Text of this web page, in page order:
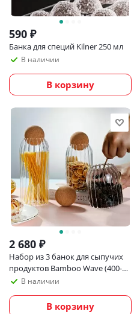
590 ₽
Банка для специй Kilner 250 мл
В наличии
В корзину
2 680 ₽
Набор из 3 банок для сыпучих
продуктов Bamboo Wave (400-
700-1000 мл)
В наличии
В корзину